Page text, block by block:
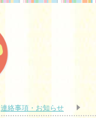
連絡事項・お知らせ